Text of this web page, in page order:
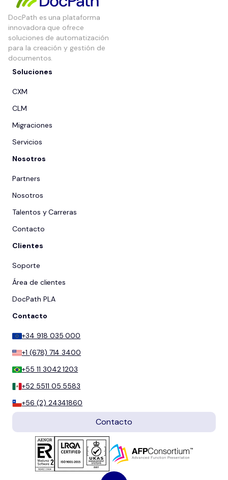
DocPath es una plataforma
innovadora que ofrece
soluciones de automatización
para la creación y gestión de
documentos.
Soluciones
CXM
CLM
Migraciones
Servicios
Nosotros
Partners
Nosotros
Talentos y Carreras
Contacto
Clientes
Soporte
Área de clientes
DocPath PLA
Contacto
+34 918 035 000
+1 (678) 714 3400
+55 11 3042 1203
+52 5511 05 5583
+56 (2) 24341860
Contacto